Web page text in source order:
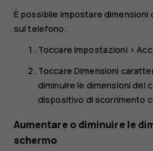
È possibile impostare
sul telefono.
ToccareImpostazioni >
ToccareDimensioni
diminuire le dimensioni del
dispositivo di scorrimento
Aumentare o diminuire le
schermo